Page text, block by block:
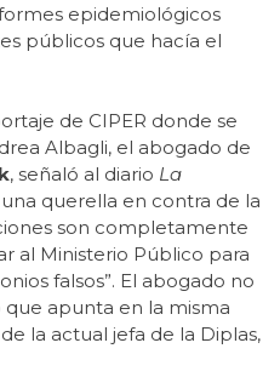
epidemiológicos
públicos que hacía el
de CIPER donde se
Albagli, el abogado de
, señaló al diario La
querella en contra de la
son completamente
al Ministerio Público para
falsos”. El abogado no
apunta en la misma
la actual jefa de la Diplas,